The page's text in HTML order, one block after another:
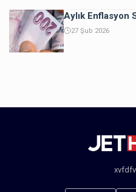
Aylık Enflasyon
27 Şub 2026